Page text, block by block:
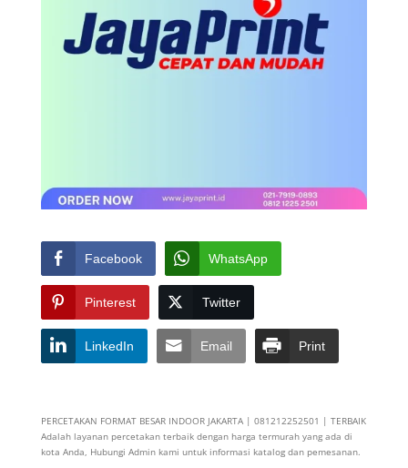
Facebook WhatsApp
Pinterest Twitter
LinkedIn Email Print
PERCETAKAN FORMAT BESAR INDOOR JAKARTA | 081212252501 | TERBAIK
Adalah layanan percetakan terbaik dengan harga termurah yang ada di
kota Anda, Hubungi Admin kami untuk informasi katalog dan pemesanan.